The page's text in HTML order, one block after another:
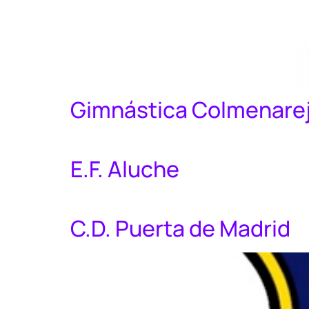
Gimnástica
E.F. Aluche
C.D. Puerta de Madrid